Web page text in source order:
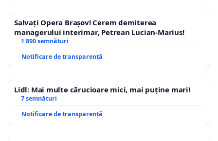
Salvați Opera Brașov! Cerem demiterea
managerului interimar, Petrean Lucian-Marius!
1 890 semnături
Notificare de transparență
Lidl: Mai multe cărucioare mici, mai puține mari!
7 semnături
Notificare de transparență